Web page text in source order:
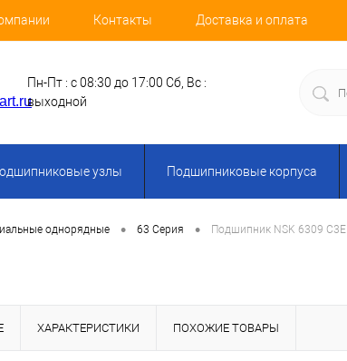
Контакты Доставка и оплата
Пн-Пт : с 08:30 до 17:00 Сб, Вс :
выходной
узлы Подшипниковые корпуса
однорядные • 63 Серия • Подшипник NSK 6309 C3E
ХАРАКТЕРИСТИКИ ПОХОЖИЕ ТОВАРЫ